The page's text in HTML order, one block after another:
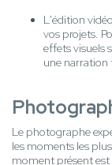
L'édition
vos projets.
effets visuels
une narration
Le photographe
les moments les
moment présent